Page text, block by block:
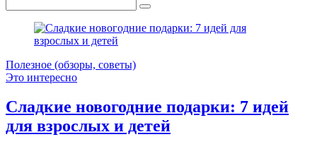
Полезное (обзоры, советы)
Это интересно
Сладкие новогодние подарки: 7 идей
для взрослых и детей